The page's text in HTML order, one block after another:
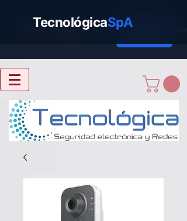
TecnológicaSpA
Cotizar
TecnológicaSpA